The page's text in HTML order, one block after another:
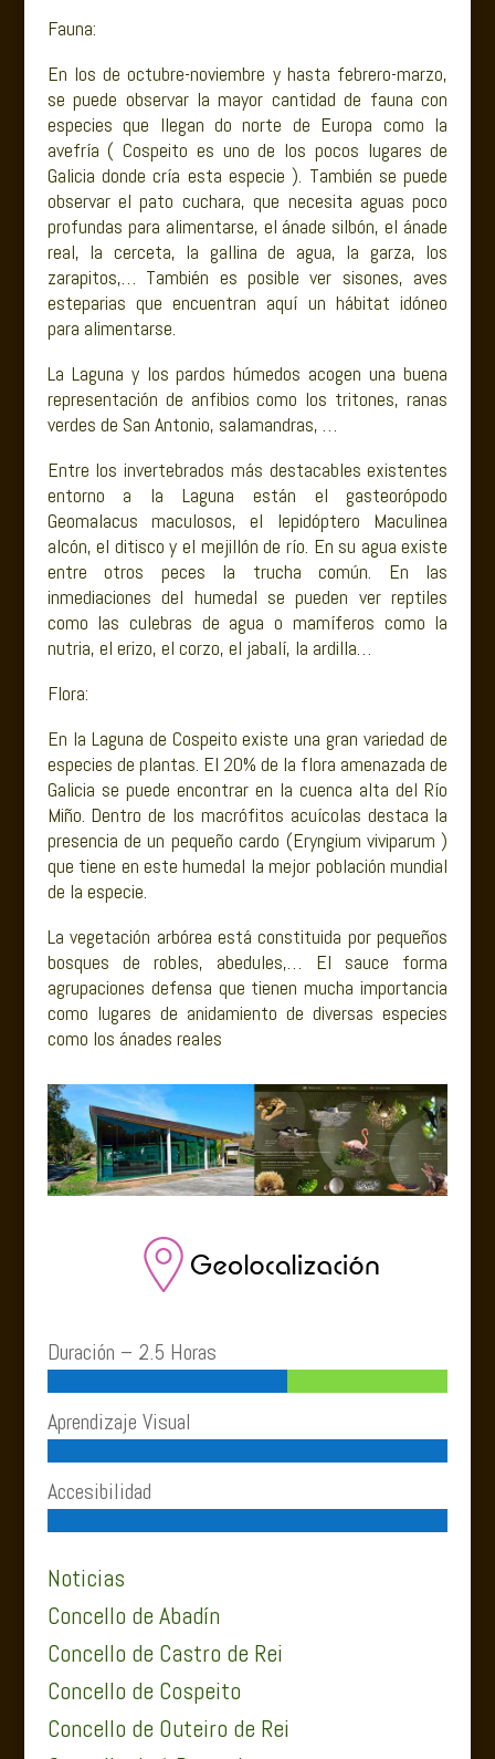
Fauna:
En los de octubre-noviembre y hasta febrero-marzo,
se puede observar la mayor cantidad de fauna con
especies que llegan do norte de Europa como la
avefría ( Cospeito es uno de los pocos lugares de
Galicia donde cría esta especie ). También se puede
observar el pato cuchara, que necesita aguas poco
profundas para alimentarse, el ánade silbón, el ánade
real, la cerceta, la gallina de agua, la garza, los
zarapitos,… También es posible ver sisones, aves
esteparias que encuentran aquí un hábitat idóneo
para alimentarse.
La Laguna y los pardos húmedos acogen una buena
representación de anfibios como los tritones, ranas
verdes de San Antonio, salamandras, …
Entre los invertebrados más destacables existentes
entorno a la Laguna están el gasteorópodo
Geomalacus maculosos, el lepidóptero Maculinea
alcón, el ditisco y el mejillón de río. En su agua existe
entre otros peces la trucha común. En las
inmediaciones del humedal se pueden ver reptiles
como las culebras de agua o mamíferos como la
nutria, el erizo, el corzo, el jabalí, la ardilla…
Flora:
En la Laguna de Cospeito existe una gran variedad de
especies de plantas. El 20% de la flora amenazada de
Galicia se puede encontrar en la cuenca alta del Río
Miño. Dentro de los macrófitos acuícolas destaca la
presencia de un pequeño cardo (Eryngium viviparum )
que tiene en este humedal la mejor población mundial
de la especie.
La vegetación arbórea está constituida por pequeños
bosques de robles, abedules,… El sauce forma
agrupaciones defensa que tienen mucha importancia
como lugares de anidamiento de diversas especies
como los ánades reales
Duración – 2.5 Horas
Aprendizaje Visual
Accesibilidad
Noticias
Concello de Abadín
Concello de Castro de Rei
Concello de Cospeito
Concello de Outeiro de Rei